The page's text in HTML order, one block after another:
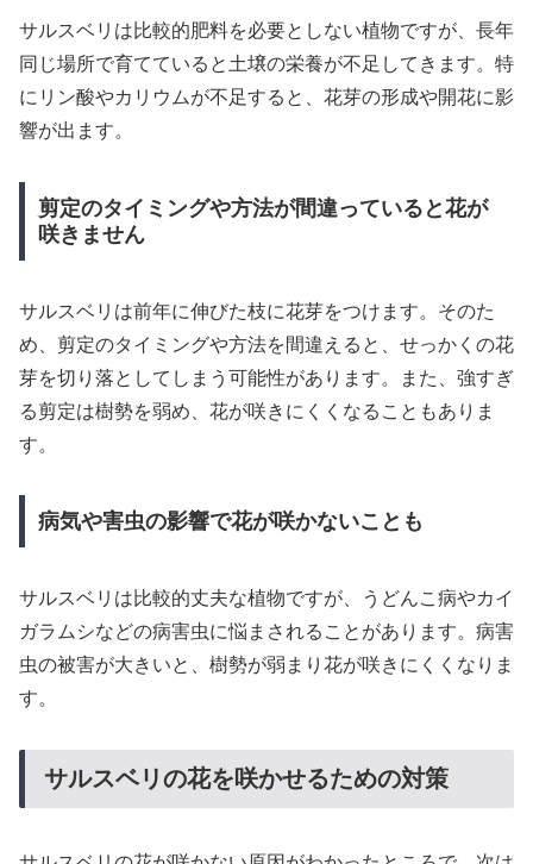
サルスベリは比較的肥料を必要としない植物ですが、長年
同じ場所で育てていると土壌の栄養が不足してきます。特
にリン酸やカリウムが不足すると、花芽の形成や開花に影
響が出ます。
剪定のタイミングや方法が間違っていると花が
咲きません
サルスベリは前年に伸びた枝に花芽をつけます。そのた
め、剪定のタイミングや方法を間違えると、せっかくの花
芽を切り落としてしまう可能性があります。また、強すぎ
る剪定は樹勢を弱め、花が咲きにくくなることもありま
す。
病気や害虫の影響で花が咲かないことも
サルスベリは比較的丈夫な植物ですが、うどんこ病やカイ
ガラムシなどの病害虫に悩まされることがあります。病害
虫の被害が大きいと、樹勢が弱まり花が咲きにくくなりま
す。
サルスベリの花を咲かせるための対策